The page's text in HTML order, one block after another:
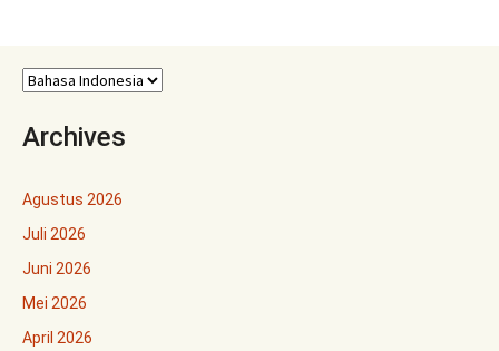
Archives
Agustus 2026
Juli 2026
Juni 2026
Mei 2026
April 2026